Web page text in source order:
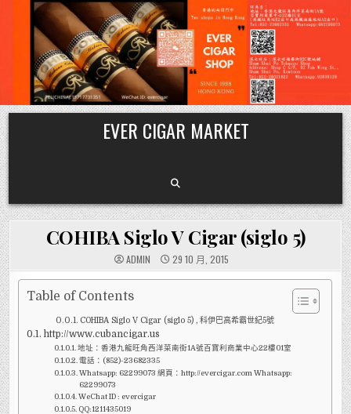
Skip
to
content
EVER CIGAR MARKET
COHIBA Siglo V Cigar (siglo 5)
ADMIN 29 10 月, 2015
Table of Contents
COHIBA Siglo V Cigar (siglo 5) , 科伊巴高希霸世紀5號
http://www.cubancigar.us
地址：香港九龍旺角西洋菜南街1A號百寶利商業中心22樓01室
電話：(852)-23682335
Whatsapp: 62299073 網頁：http://evercigar.com Whatsapp:
62299073
WeChat ID : evercigar
QQ:1211435019